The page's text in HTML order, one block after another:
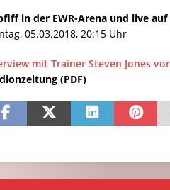
in der EWR-Arena und live
05.03.2018, 20:15 Uhr
mit Trainer Steven Jones
(PDF)